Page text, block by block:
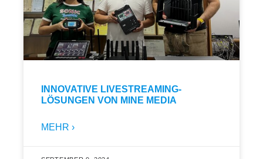
INNOVATIVE LIVESTREAMING-
LÖSUNGEN VON MINE MEDIA
MEHR ›